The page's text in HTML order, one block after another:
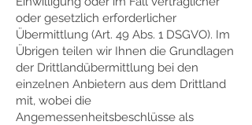
oder gesetzlich erforderlicher
Übermittlung (Art. 49 Abs. 1 DSGVO). Im
Übrigen teilen wir Ihnen die Grundlagen
der Drittlandübermittlung bei den
einzelnen Anbietern aus dem Drittland
mit, wobei die
Angemessenheitsbeschlüsse als